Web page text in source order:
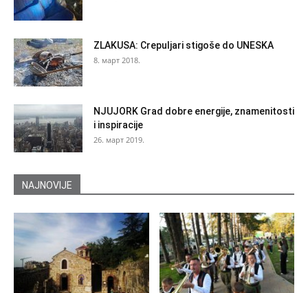
ZLAKUSA: Crepuljari stigoše do UNESKA
8. март 2018.
NJUJORK Grad dobre energije, znamenitosti
i inspiracije
26. март 2019.
NAJNOVIJE